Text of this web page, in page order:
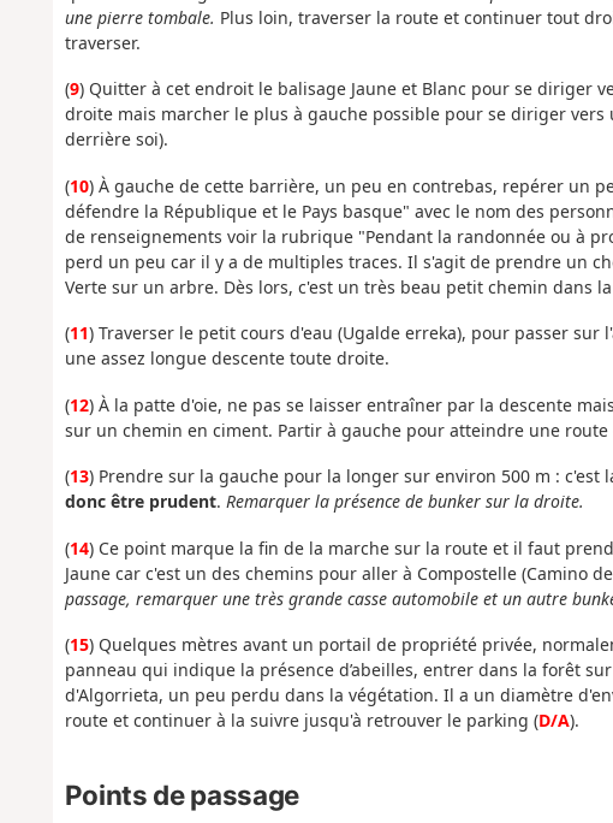
une pierre tombale. Plus loin, traverser la route et continuer tout
traverser.
(9) Quitter à cet endroit le balisage Jaune et Blanc pour se diriger
droite mais marcher le plus à gauche possible pour se diriger
derrière soi).
(10) À gauche de cette barrière, un peu en contrebas, repérer un
défendre la République et le Pays basque" avec le nom des
de renseignements voir la rubrique "Pendant la randonnée ou à
perd un peu car il y a de multiples traces. Il s'agit de prendre un
Verte sur un arbre. Dès lors, c'est un très beau petit chemin dans
(11) Traverser le petit cours d'eau (Ugalde erreka), pour passer
une assez longue descente toute droite.
(12) À la patte d'oie, ne pas se laisser entraîner par la descente
sur un chemin en ciment. Partir à gauche pour atteindre une
(13) Prendre sur la gauche pour la longer sur environ 500 m : c'est
donc être prudent. Remarquer la présence de bunker sur la droite.
(14) Ce point marque la fin de la marche sur la route et il faut
Jaune car c'est un des chemins pour aller à Compostelle (Camino
passage, remarquer une très grande casse automobile et un autre
(15) Quelques mètres avant un portail de propriété privée,
panneau qui indique la présence d’abeilles, entrer dans la forêt
d'Algorrieta, un peu perdu dans la végétation. Il a un diamètre
route et continuer à la suivre jusqu'à retrouver le parking (D/A).
Points de passage